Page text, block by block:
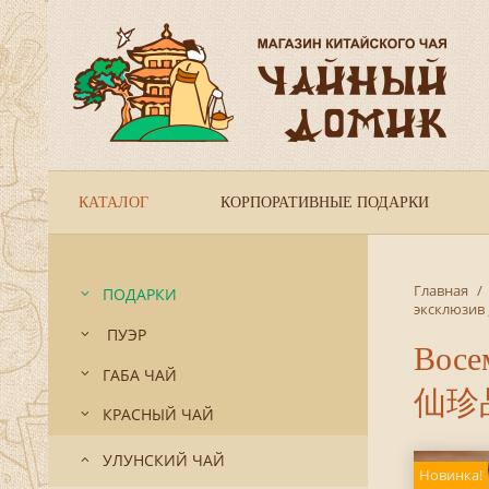
КАТАЛОГ КОРПОРАТИВНЫЕ ПОДАРКИ
ПОДАРКИ
ПУЭР
ГАБА ЧАЙ
КРАСНЫЙ ЧАЙ
УЛУНСКИЙ ЧАЙ
Главная /
эксклюзив
仙珍
Новинка!